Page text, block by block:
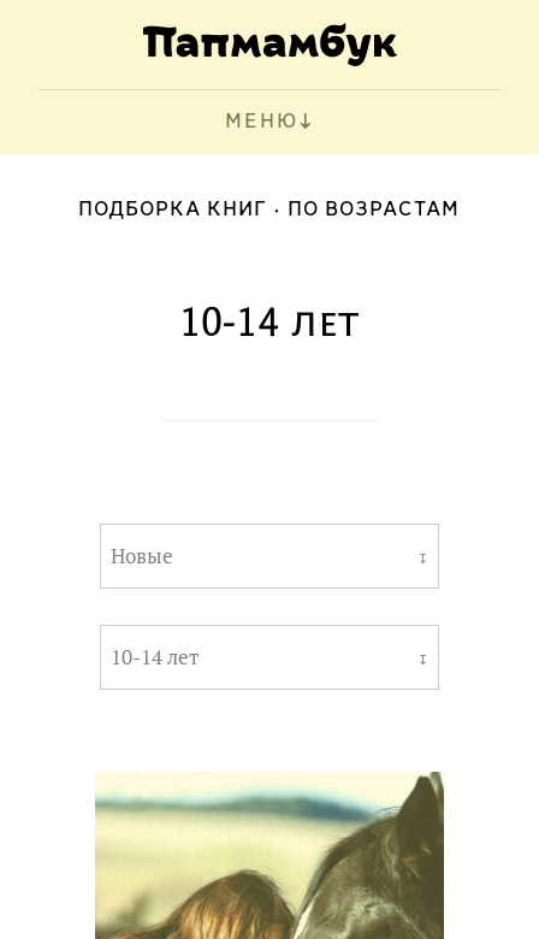
МЕНЮ
ПОДБОРКА КНИГ ПО ВОЗРАСТАМ
10-14 лет
Новые ↧
10-14 лет ↧